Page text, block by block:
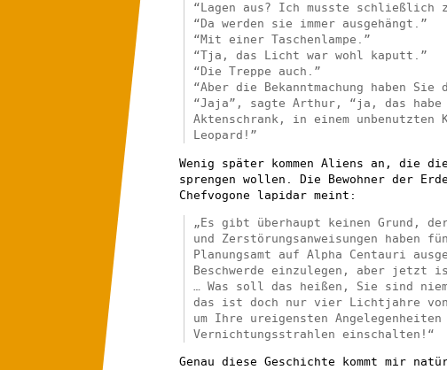
“Lagen aus? Ich musste
“Da werden sie immer ausgehängt.”
“Mit einer Taschenlampe.”
“Tja, das Licht war wohl kaputt.”
“Die Treppe auch.”
“Aber die Bekanntmachung haben Sie
“Jaja”, sagte Arthur, “ja, das habe
Aktenschrank, in einem
Leopard!”
Wenig später kommen Aliens an, die
sprengen wollen. Die Bewohner der
Chefvogone lapidar meint:
„Es gibt überhaupt keinen Grund,
und Zerstörungsanweisungen
Planungsamt auf Alpha Centauri
Beschwerde einzulegen, aber jetzt
… Was soll das heißen, Sie sind
das ist doch nur vier Lichtjahre
um Ihre ureigensten
Vernichtungsstrahlen einschalten!“
Genau diese Geschichte kommt mir